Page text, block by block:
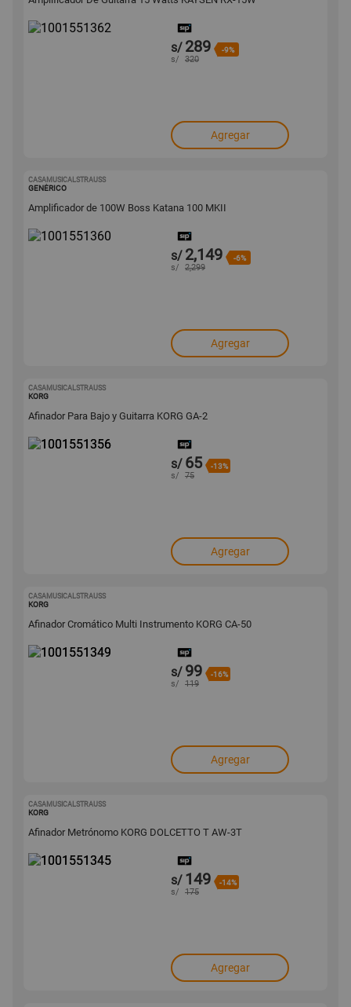
s/ 289 -9%
s/ 320
Agregar
CASAMUSICALSTRAUSS
GENÉRICO
Amplificador de 100W Boss Katana 100 MKII
s/ 2,149 -6%
s/ 2,299
Agregar
CASAMUSICALSTRAUSS
KORG
Afinador Para Bajo y Guitarra KORG GA-2
s/ 65 -13%
s/ 75
Agregar
CASAMUSICALSTRAUSS
KORG
Afinador Cromático Multi Instrumento KORG CA-50
s/ 99 -16%
s/ 119
Agregar
CASAMUSICALSTRAUSS
KORG
Afinador Metrónomo KORG DOLCETTO T AW-3T
s/ 149 -14%
s/ 175
Agregar